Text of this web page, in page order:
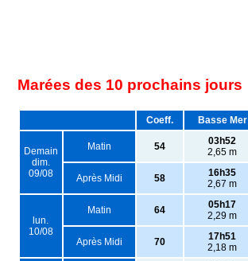
Marées des 10 prochains jours
Coeff. Basse Mer
Demain
dim.
09/08
Matin 54
03h52
2,65 m
Après Midi 58
16h35
2,67 m
lun.
10/08
Matin 64
05h17
2,29 m
Après Midi 70
17h51
2,18 m